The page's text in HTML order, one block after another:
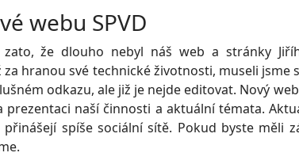
webu SPVD
že dlouho nebyl náš web a stránky
hranou své technické životnosti, museli jsme
odkazu, ale již je nejde editovat. Nový
prezentaci naší činnosti a aktuální témata.
spíše sociální sítě. Pokud byste měli